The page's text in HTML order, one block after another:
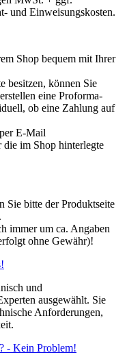
und Einweisungskosten.
Shop bequem mit Ihrer
besitzen, können Sie
eine Proforma-
ob eine Zahlung auf
E-Mail
die im Shop hinterlegte
Sie bitte der Produktseite
immer um ca. Angaben
ohne Gewähr)!
und
ausgewählt. Sie
Anforderungen,
- Kein Problem!